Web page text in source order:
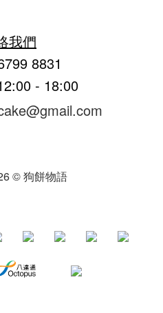
我們
8831
- 18:00
© 狗餅物語